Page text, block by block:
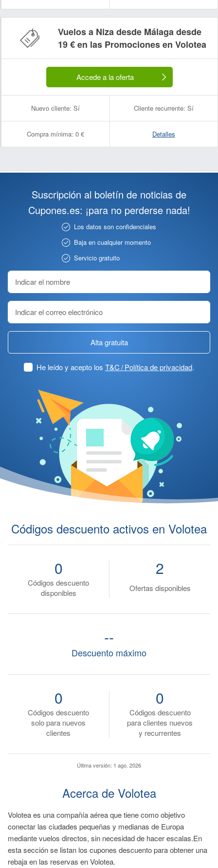
Vuelos a Niza desde Málaga desde
19 € en las Promociones en Volotea
Accede a la oferta
Nuevo cliente: Sí Cliente recurrente: Sí
Compra mínima: 0 € Detalles
Suscripción al boletín de noticias de
Cupones.es: ¡para no perderse nada!
Los datos son confidenciales
Baja en cualquier momento
Servicio gratuito
Alta gratuita
He leído y acepto los T&C / Política de privacidad.
Códigos descuento activos en Volotea
Códigos descuento
disponibles
0
Ofertas disponibles
2
Descuento máximo
--
Códigos descuento
solo para nuevos
clientes
0
Códigos descuento
para clientes nuevos
y recurrentes
0
Última versión: 1 ago. 2026
Acerca de Volotea
Volotea es una compañía aérea que tiene como objetivo
conectar las ciudades pequeñas y medianas de Europa
mediante vuelos directos, sin necesidad de hacer escalas.En
esta sección se listan los cupones descuento para obtener una
rebaja en las reservas en Volotea.